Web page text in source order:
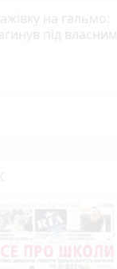
на гальмо:
під власним